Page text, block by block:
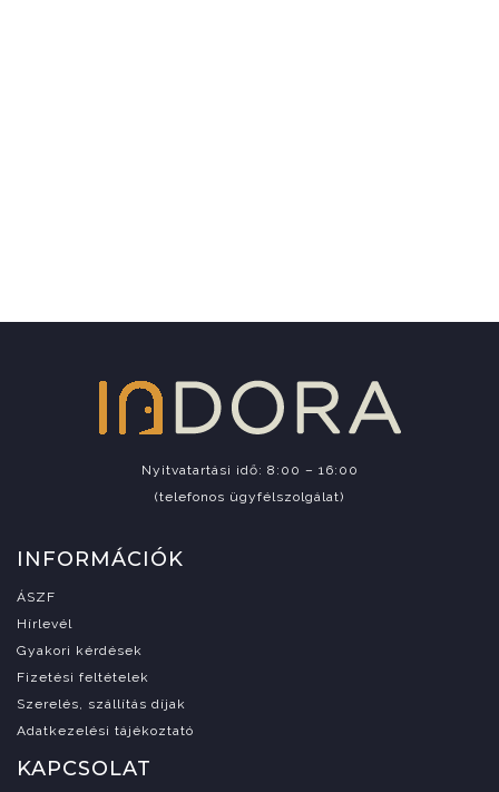
Nyitvatartási idő: 8:00 – 16:00
(telefonos ügyfélszolgálat)
INFORMÁCIÓK
ÁSZF
Hírlevél
Gyakori kérdések
Fizetési feltételek
Szerelés, szállítás díjak
Adatkezelési tájékoztató
KAPCSOLAT